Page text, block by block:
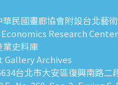
民國畫廊協會附設台北藝
Research
業史料庫
Gallery Archives
台北市大安區復興南路二